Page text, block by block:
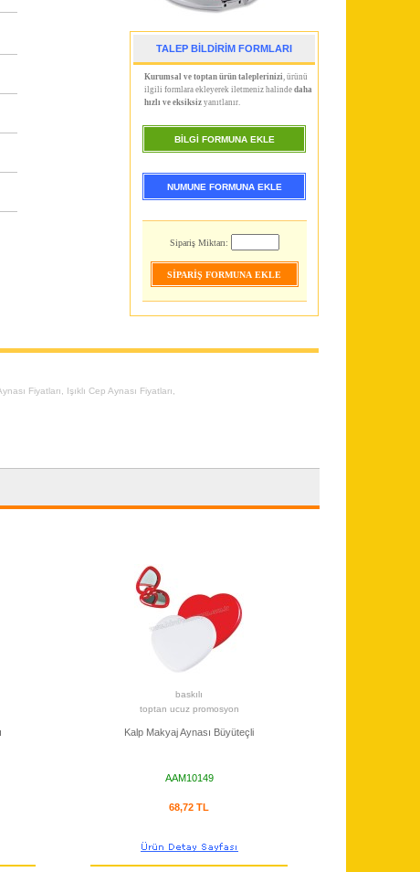
TALEP BİLDİRİM FORMLARI
Kurumsal ve toptan ürün taleplerinizi , ürünü
ilgili formlara ekleyerek iletmeniz halindedaha
hızlı ve eksiksiz yanıtlanır.
BİLGİ FORMUNA EKLE
NUMUNE FORMUNA EKLE
Sipariş Miktarı:
Fiyatları Işıklı Cep Aynası Fiyatları
baskılı
toptan ucuz promosyon
Kalp Makyaj Aynası Büyüteçli
AAM10149
68,72 TL